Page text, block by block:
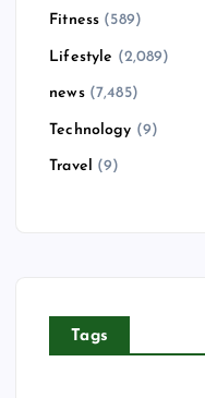
Fitness (589)
Lifestyle (2,089)
news(7,485)
Technology (9)
Travel (9)
Tags